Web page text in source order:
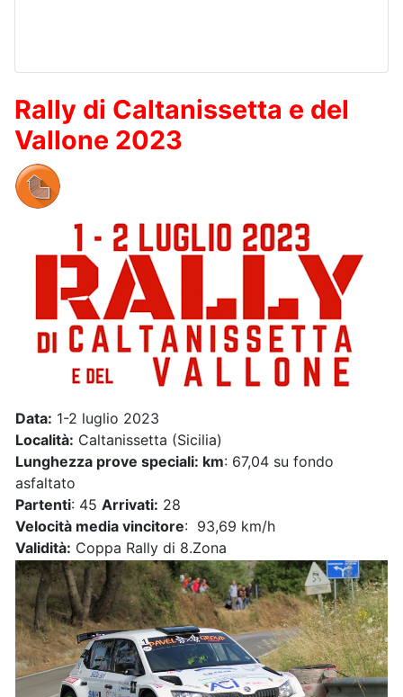
Rally di Caltanissetta e del
Vallone 2023
Data: 1-2 luglio 2023
Località: Caltanissetta (Sicilia)
Lunghezza prove speciali: km: 67,04 su fondo
asfaltato
Partenti: 45 Arrivati: 28
Velocità media vincitore: 93,69 km/h
Validità: Coppa Rally di 8.Zona